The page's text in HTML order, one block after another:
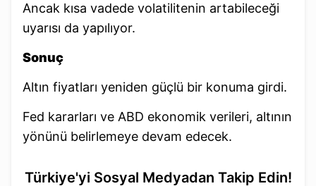
Ancak kısa vadede volatilitenin artabileceği
uyarısı da yapılıyor.
Sonuç
Altın fiyatları yeniden güçlü bir konuma girdi.
Fed kararları ve ABD ekonomik verileri, altının
yönünü belirlemeye devam edecek.
Türkiye'yi Sosyal Medyadan Takip Edin!